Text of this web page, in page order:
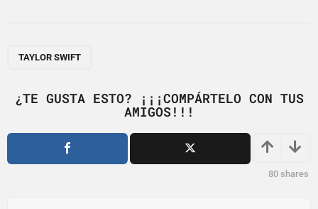
a
i
TAYLOR SWIFT
¿TE GUSTA ESTO? ¡¡¡COMPÁRTELO CON TUS
AMIGOS!!!
80 shares